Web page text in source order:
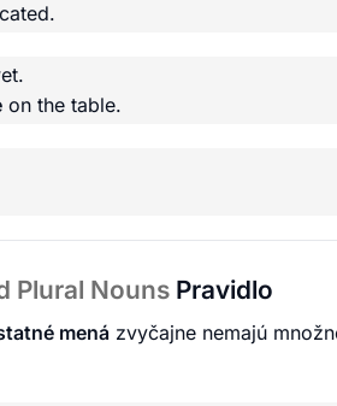
on the table.
Plural Nouns Pravidlo
mená zvyčajne nemajú